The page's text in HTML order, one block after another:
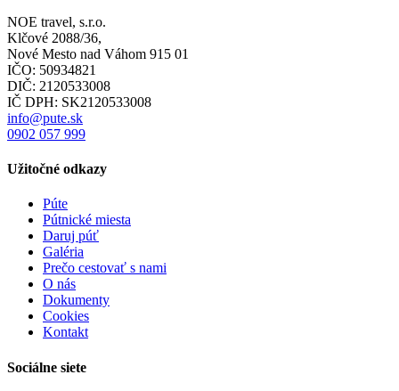
NOE travel, s.r.o.
Klčové 2088/36,
Nové Mesto nad Váhom 915 01
IČO: 50934821
DIČ: 2120533008
IČ DPH: SK2120533008
info@pute.sk
0902 057 999
Užitočné odkazy
Púte
Pútnické miesta
Daruj púť
Galéria
Prečo cestovať s nami
O nás
Dokumenty
Cookies
Kontakt
Sociálne siete